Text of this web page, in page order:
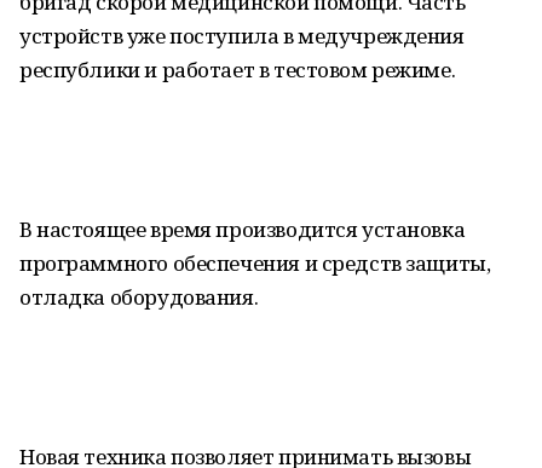
устройств уже поступила в медучреждения
республики и работает в тестовом режиме.
В настоящее время производится установка
программного обеспечения и средств защиты,
отладка оборудования.
Новая техника позволяет принимать вызовы